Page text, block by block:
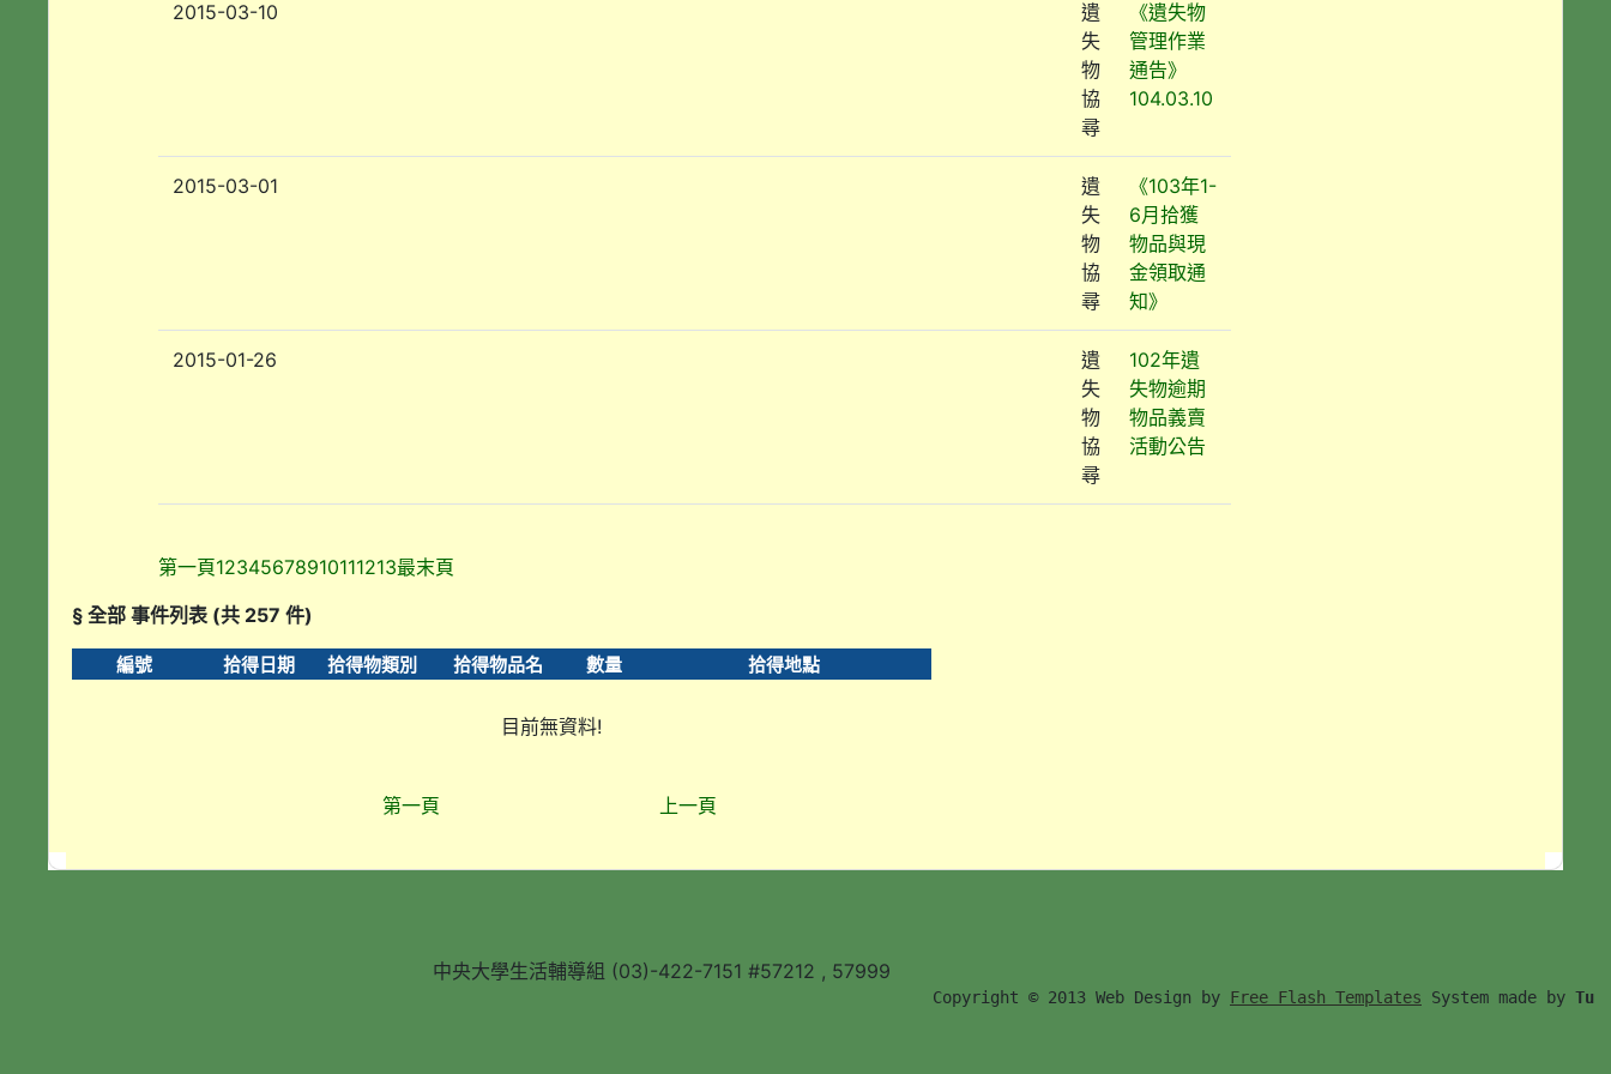
2015-03-10
遺
失
物
協
尋
《遺失物
管理作業
通告》
104.03.10
2015-03-01
遺
失
物
協
尋
《103年1-
6月拾獲
物品與現
金領取通
知》
2015-01-26
遺
失
物
協
尋
102年遺
失物逾期
物品義賣
活動公告
第一頁12345678910111213最末頁
§ 全部 事件列表 (共 257 件)
編號 拾得日期 拾得物類別 拾得物品名 數量 拾得地點
目前無資料!
第一頁 上一頁
中央大學生活輔導組 (03)-422-7151 #57212 , 57999
        Copyright © 2013 Web Design by
Free Flash Templates System made by Tu